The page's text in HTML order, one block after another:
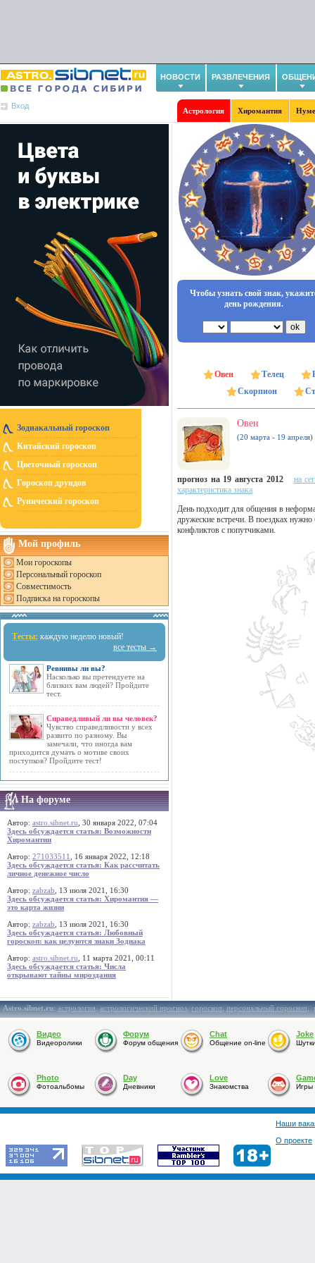
НОВОСТИ РАЗВЛЕЧЕНИЯ
Вход
Астрология Хиромантия
Зодиакальный гороскоп
Китайский гороскоп
Цветочный гороскоп
Гороскоп друидов
Рунический гороскоп
Мой профиль
Мои гороскопы
Персональный гороскоп
Совместимость
Подписка на гороскопы
Тесты: каждую неделю новый!
все тесты →
Ревнивы ли вы?
Насколько вы претендуете на
близких вам людей? Пройдите
тест.
Справедливый ли вы человек?
Чувство справедливости у всех
развито по разному. Вы
замечали, что иногда вам
приходится думать о мотиве своих
поступков? Пройдите тест!
На форуме
Автор: astro.sibnet.ru , 30 января 2022, 07:04
Здесь обсуждается статья: Возможности
Хиромантии
Автор: 271033511
, 16 января 2022, 12:18
Здесь обсуждается статья: Как рассчитать
личное денежное число
Автор: zabzab , 13 июля 2021, 16:30
Здесь обсуждается статья: Хиромантия —
это карта жизни
Автор: zabzab , 13 июля 2021, 16:30
Здесь обсуждается статья: Любовный
гороскоп: как целуются знаки Зодиака
Автор: astro.sibnet.ru , 11 марта 2021, 00:11
Здесь обсуждается статья: Числа
открывают тайны мироздания
Чтобы узнать свой знак,
день рождения.
Овен Телец
Скорпион
Овен
(20 марта - 19 апреля)
прогноз на 19 августа 2012
на
характеристика знака
День подходит для общения в
дружеские встречи. В поездках нужно
конфликтов с попутчиками.
Astro.sibnet.ru:астрология,астрологический прогноз,гороскоп,персональный гороскоп,
Видео
Видеоролики
Форум
Форум общения
Chat
Общение on-line
Joke
Photo
Фотоальбомы
Day
Дневники
Love
Знакомства Игры
Наши
О проекте